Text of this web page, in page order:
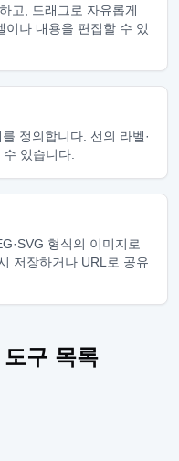
고, 드래그로 자유롭게
나 내용을 편집할 수 있
정의합니다. 선의 라벨·
있습니다.
형식의 이미지로
저장하거나 URL로 공유
구 목록